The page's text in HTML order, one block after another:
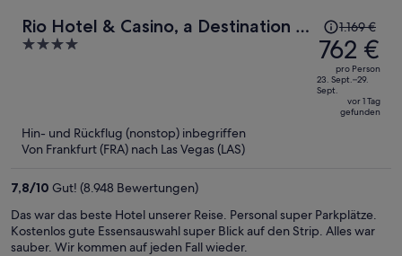
Rio Hotel & Casino, a Destination by
Hyatt Hotel
4
Der
Preis
betrug
1.169 €,
jetzt
beträgt
1.169 €
762 €
pro Person
23. Sept.–29.
Sept.
vor 1 Tag
gefunden
Hin- und Rückflug (nonstop) inbegriffen
Von Frankfurt (FRA) nach Las Vegas (LAS)
7,8/10 Gut! (8.948 Bewertungen)
Das war das beste Hotel unserer Reise. Personal super Parkplätze.
Kostenlos gute Essensauswahl super Blick auf den Strip. Alles war
sauber. Wir kommen auf jeden Fall wieder.